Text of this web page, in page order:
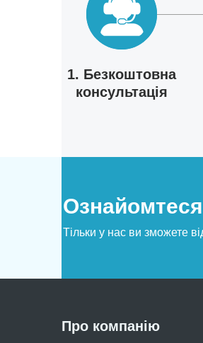
1. Безкоштовна
консультація
Тільки у нас ви зможете
Про компанію